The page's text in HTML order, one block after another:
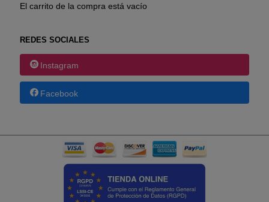
El carrito de la compra está vacío
REDES SOCIALES
Instagram
Facebook